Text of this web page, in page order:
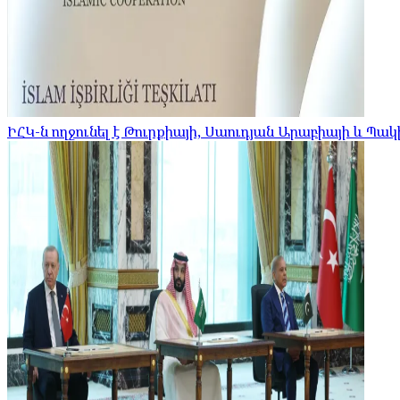
ԻՀԿ-ն ողջունել է Թուրքիայի, Սաուդյան Արաբիայի